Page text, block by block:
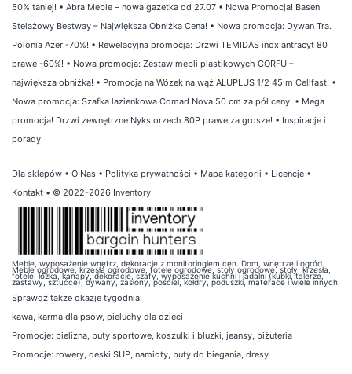
50% taniej! • Abra Meble – nowa gazetka od 27.07 • Nowa Promocja! Basen
Stelażowy Bestway – Największa Obniżka Cena! • Nowa promocja: Dywan Tra.
Polonia Azer -70%! • Rewelacyjna promocja: Drzwi TEMIDAS inox antracyt 80
prawe -60%! • Nowa promocja: Zestaw mebli plastikowych CORFU –
największa obniżka! • Promocja na Wózek na wąż ALUPLUS 1/2 45 m Cellfast! •
Nowa promocja: Szafka łazienkowa Comad Nova 50 cm za pół ceny! • Mega
promocja! Drzwi zewnętrzne Nyks orzech 80P prawe za grosze! • Inspiracje i
porady
Dla sklepów • O Nas • Polityka prywatności • Mapa kategorii • Licencje •
Kontakt • © 2022-2026 Inventory
Meble, wyposażenie wnętrz, dekoracje z monitoringiem cen. Dom, wnętrze i ogród.
Meble ogrodowe, krzesła ogrodowe, fotele ogrodowe, stoły ogrodowe, stoły, krzesła,
fotele, łóżka, kanapy, dekoracje, szafy, wyposażenie kuchni i jadalni (kubki, talerze,
zastawy, sztućce), dywany, zasłony, pościel, kołdry, poduszki, materace i wiele innych.
Sprawdź także okazje tygodnia:
kawa, karma dla psów, pieluchy dla dzieci
Promocje: bielizna, buty sportowe, koszulki i bluzki, jeansy, biżuteria
Promocje: rowery, deski SUP, namioty, buty do biegania, dresy